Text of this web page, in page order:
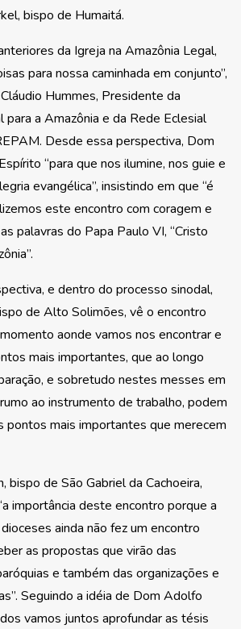
bispo de Humaitá.
da Igreja na Amazônia Legal,
para nossa caminhada em conjunto”,
Hummes, Presidente da
para a Amazônia e da Rede Eclesial
Desde essa perspectiva, Dom
“para que nos ilumine, nos guie e
evangélica”, insistindo em que “é
este encontro com coragem e
palavras do Papa Paulo VI, “Cristo
e dentro do processo sinodal,
de Alto Solimões, vê o encontro
aonde vamos nos encontrar e
mais importantes, que ao longo
e sobretudo nestes messes em
ao instrumento de trabalho, podem
pontos mais importantes que merecem
bispo de São Gabriel da Cachoeira,
importância deste encontro porque a
ainda não fez um encontro
as propostas que virão das
e também das organizações e
Seguindo a idéia de Dom Adolfo
vamos juntos aprofundar as tésis